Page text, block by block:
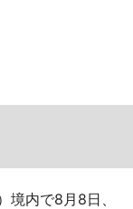
内で8月8日、